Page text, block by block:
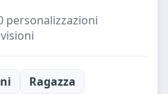
personalizzazioni
Ragazza